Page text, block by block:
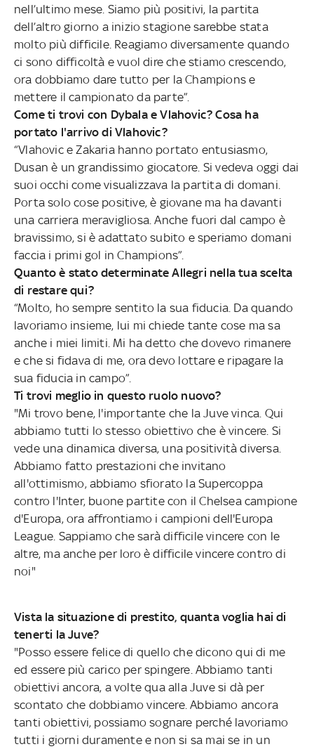
nell’ultimo mese. Siamo più positivi, la partita
dell’altro giorno a inizio stagione sarebbe stata
molto più difficile. Reagiamo diversamente quando
ci sono difficoltà e vuol dire che stiamo crescendo,
ora dobbiamo dare tutto per la Champions e
mettere il campionato da parte”.
Come ti trovi con Dybala e Vlahovic? Cosa ha
portato l'arrivo di Vlahovic?
“Vlahovic e Zakaria hanno portato entusiasmo,
Dusan è un grandissimo giocatore. Si vedeva oggi dai
suoi occhi come visualizzava la partita di domani.
Porta solo cose positive, è giovane ma ha davanti
una carriera meravigliosa. Anche fuori dal campo è
bravissimo, si è adattato subito e speriamo domani
faccia i primi gol in Champions”.
Quanto è stato determinate Allegri nella tua scelta
di restare qui?
“Molto, ho sempre sentito la sua fiducia. Da quando
lavoriamo insieme, lui mi chiede tante cose ma sa
anche i miei limiti. Mi ha detto che dovevo rimanere
e che si fidava di me, ora devo lottare e ripagare la
sua fiducia in campo”.
Ti trovi meglio in questo ruolo nuovo?
"Mi trovo bene, l'importante che la Juve vinca. Qui
abbiamo tutti lo stesso obiettivo che è vincere. Si
vede una dinamica diversa, una positività diversa.
Abbiamo fatto prestazioni che invitano
all'ottimismo, abbiamo sfiorato la Supercoppa
contro l'Inter, buone partite con il Chelsea campione
d'Europa, ora affrontiamo i campioni dell'Europa
League. Sappiamo che sarà difficile vincere con le
altre, ma anche per loro è difficile vincere contro di
noi"
Vista la situazione di prestito, quanta voglia hai di
tenerti la Juve?
"Posso essere felice di quello che dicono qui di me
ed essere più carico per spingere. Abbiamo tanti
obiettivi ancora, a volte qua alla Juve si dà per
scontato che dobbiamo vincere. Abbiamo ancora
tanti obiettivi, possiamo sognare perché lavoriamo
tutti i giorni duramente e non si sa mai se in un